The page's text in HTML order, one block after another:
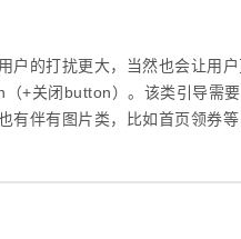
户的打扰更大，当然也会让用
+关闭button）。该类引导需
有伴有图片类，比如首页领券